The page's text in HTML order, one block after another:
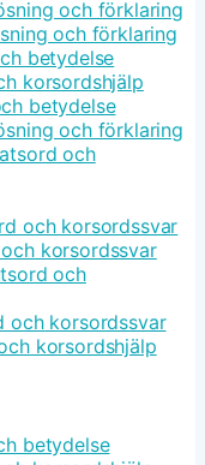
och förklaring
och förklaring
betydelse
korsordshjälp
betydelse
och förklaring
och
och korsordssvar
korsordssvar
och
och korsordssvar
korsordshjälp
betydelse